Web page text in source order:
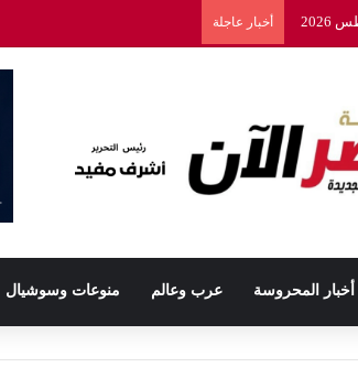
أخبار عاجلة
أخبار المحروسة عرب وعالم منوعات وسوشيال